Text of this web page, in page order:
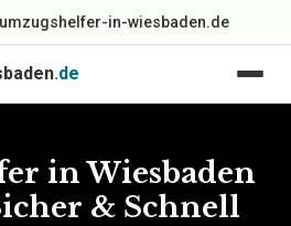
in-wiesbaden.de
.de
in Wiesbaden
& Schnell